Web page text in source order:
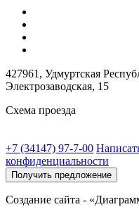
427961, Удмуртская
Электрозаводская, 15
Схема проезда
+7 (34147) 97-7-00
конфиденциальности
Получить предложение
Создание сайта -